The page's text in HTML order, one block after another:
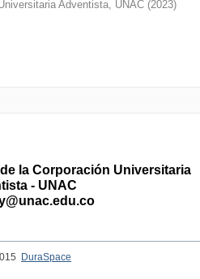
Adventista, UNAC (2023)
la Corporación Universitaria
- UNAC
DuraSpace